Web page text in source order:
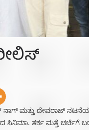
ನಾಗ್ ಮತ್ತು ದೇವರಾಜ್
ಸಿನಿಮಾ. ತರ್ಕ ಮತ್ತೆ ಚರ್ಚೆಗೆ